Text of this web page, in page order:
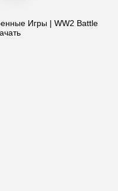
Игры | WW2 Battle